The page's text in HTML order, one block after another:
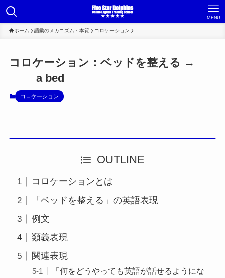
MENU
ホーム 語彙のメカニズム・本質 コロケーション
コロケーション：ベッドを整える →
____ a bed
コロケーション
OUTLINE
コロケーションとは
「ベッドを整える」の英語表現
例文
類義表現
関連表現
「何をどうやっても英語が話せるようにな